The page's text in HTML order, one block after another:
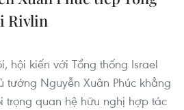
Rivlin
hội kiến với Tổng thống Israel
tướng Nguyễn Xuân Phúc khẳng
trọng quan hệ hữu nghị hợp tác